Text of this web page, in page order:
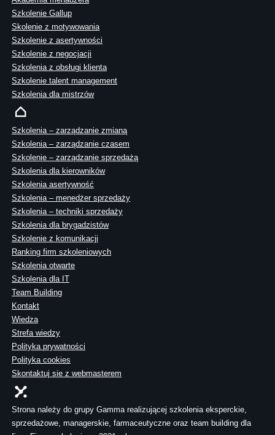
Szkolenie Gallup
Skolenie z motywowania
Szkolenie z asertywności
Szkolenie z negocjacji
Szkolenia z obsługi klienta
Szkolenie talent management
Szkolenia dla mistrzów
Szkolenia – zarządzanie zmianą
Szkolenia – zarządzanie czasem
Szkolenie – zarządzanie sprzedażą
Szkolenia dla kierowników
Szkolenia asertywność
Szkolenia – menedżer sprzedaży
Szkolenia – techniki sprzedaży
Szkolenia dla brygadzistów
Szkolenie z komunikacji
Ranking firm szkoleniowych
Szkolenia otwarte
Szkolenia dla IT
Team Building
Kontakt
Wiedza
Strefa wiedzy
Polityka prywatności
Polityka cookies
Skontaktuj sie z webmasterem
Strona należy do grupy Gamma realizującej szkolenia eksperckie,
sprzedażowe, managerskie, farmaceutyczne oraz team building dla